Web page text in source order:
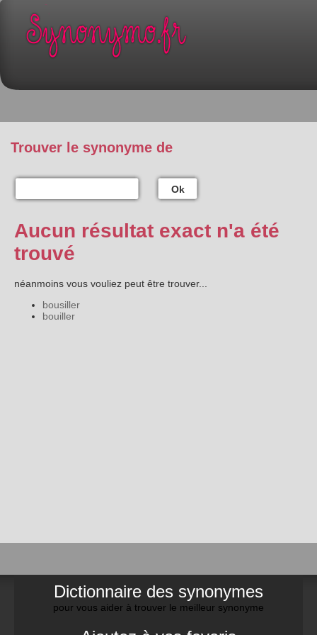
Trouver le synonyme de
Ok
Aucun résultat exact n'a été
trouvé
néanmoins vous vouliez peut être trouver...
bousiller
bouiller
Dictionnaire des synonymes
pour vous aider à trouver le meilleur synonyme